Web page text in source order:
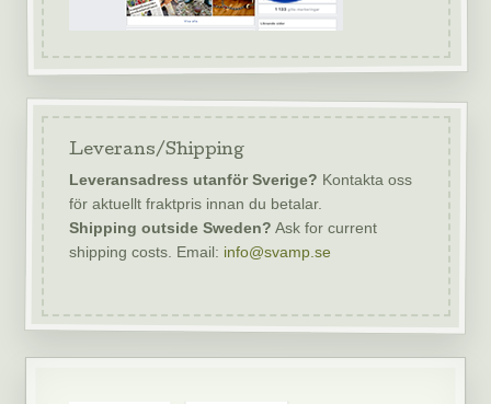
Leverans/Shipping
Leveransadress utanför Sverige? Kontakta oss
för aktuellt fraktpris innan du betalar.
Shipping outside Sweden? Ask for current
shipping costs. Email: info@svamp.se